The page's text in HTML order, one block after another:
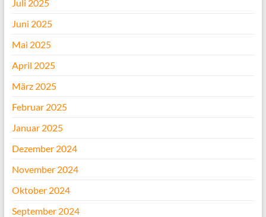
Juli 2025
Juni 2025
Mai 2025
April 2025
März 2025
Februar 2025
Januar 2025
Dezember 2024
November 2024
Oktober 2024
September 2024